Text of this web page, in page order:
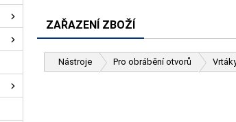
ZAŘAZENÍ ZBOŽÍ
Nástroje Pro obrábění otvorů